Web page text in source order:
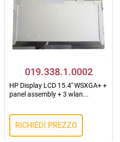
019.338.1.0002
HP Display LCD 15.4'' WSXGA+ +
panel assembly + 3 wlan...
RICHIEDI PREZZO